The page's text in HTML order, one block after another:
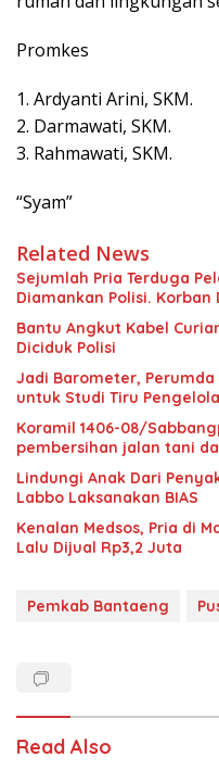
Promkes
1. Ardyanti Arini, SKM.
2. Darmawati, SKM.
3. Rahmawati, SKM.
“Syam”
Related News
Sejumlah Pria Terduga
Diamankan Polisi.
Bantu Angkut Kabel
Diciduk Polisi
Jadi Barometer, Perumda
untuk Studi Tiru
Koramil 1406-08/
pembersihan jalan tani
Lindungi Anak Dari
Labbo Laksanakan BIAS
Kenalan Medsos, Pria di
Lalu Dijual Rp3,2 Juta
Pemkab Bantaeng
Read Also